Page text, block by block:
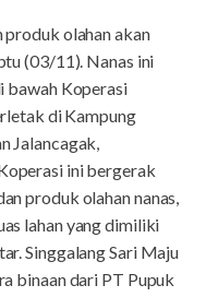
produk olahan akan
(03/11). Nanas ini
bawah Koperasi
di Kampung
Jalancagak,
ini bergerak
produk olahan nanas,
lahan yang dimiliki
Singgalang Sari Maju
binaan dari PT Pupuk